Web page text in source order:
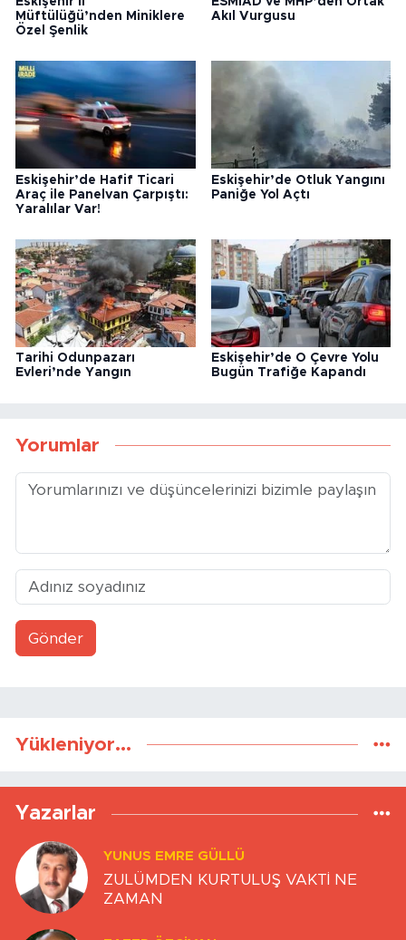
Müftülüğü’nden Miniklere
Özel Şenlik
Akıl Vurgusu
Eskişehir’de Hafif Ticari
Araç ile Panelvan Çarpıştı:
Yaralılar Var!
Eskişehir’de Otluk Yangını
Paniğe Yol Açtı
Tarihi Odunpazarı
Evleri’nde Yangın
Eskişehir’de O Çevre Yolu
Bugün Trafiğe Kapandı
Yorumlar
Gönder
Yükleniyor...
Yazarlar
YUNUS EMRE GÜLLÜ
ZULÜMDEN KURTULUŞ VAKTİ NE
ZAMAN